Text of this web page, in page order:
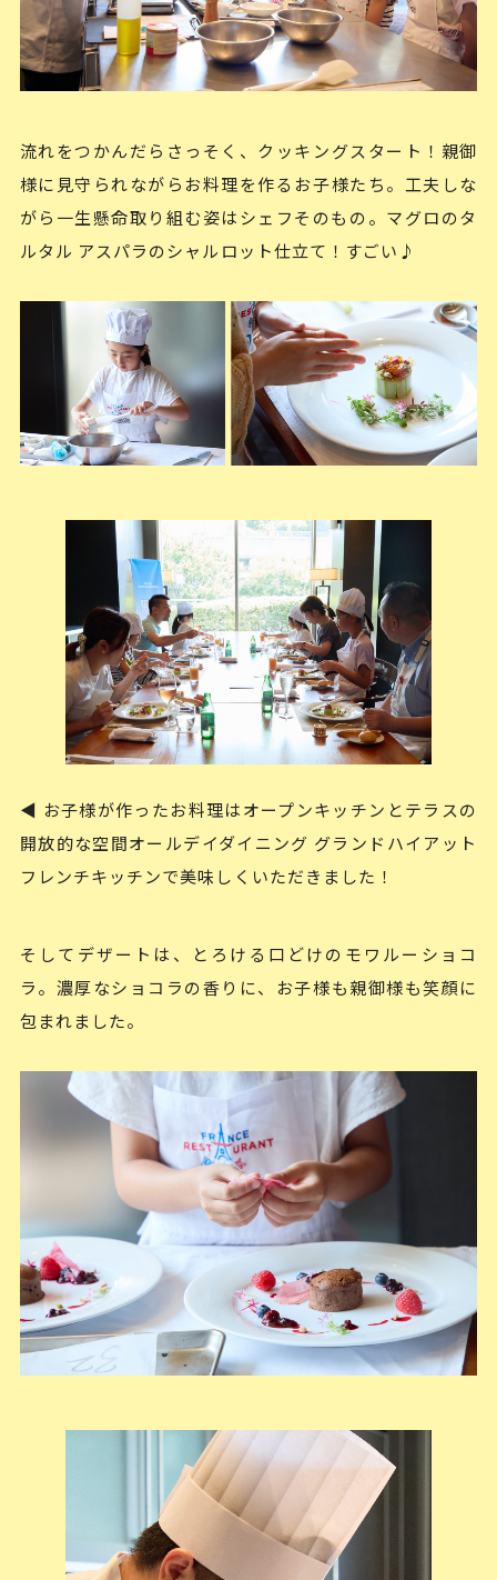
流れをつかんだらさっそく、クッキングスタート！親御
様に見守られながらお料理を作るお子様たち。工夫しな
がら一生懸命取り組む姿はシェフそのもの。マグロのタ
ルタル アスパラのシャルロット仕立て！すごい♪
◀ お子様が作ったお料理はオープンキッチンとテラスの
開放的な空間オールデイダイニング グランドハイアット
フレンチキッチンで美味しくいただきました！
そしてデザートは、とろける口どけのモワルーショコ
ラ。濃厚なショコラの香りに、お子様も親御様も笑顔に
包まれました。